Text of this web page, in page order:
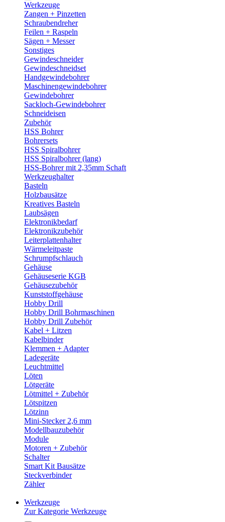
Werkzeuge
Zangen + Pinzetten
Schraubendreher
Feilen + Raspeln
Sägen + Messer
Sonstiges
Gewindeschneider
Gewindeschneidset
Handgewindebohrer
Maschinengewindebohrer
Gewindebohrer
Sackloch-Gewindebohrer
Schneideisen
Zubehör
HSS Bohrer
Bohrersets
HSS Spiralbohrer
HSS Spiralbohrer (lang)
HSS-Bohrer mit 2,35mm Schaft
Werkzeughalter
Basteln
Holzbausätze
Kreatives Basteln
Laubsägen
Elektronikbedarf
Elektronikzubehör
Leiterplattenhalter
Wärmeleitpaste
Schrumpfschlauch
Gehäuse
Gehäuseserie KGB
Gehäusezubehör
Kunststoffgehäuse
Hobby Drill
Hobby Drill Bohrmaschinen
Hobby Drill Zubehör
Kabel + Litzen
Kabelbinder
Klemmen + Adapter
Ladegeräte
Leuchtmittel
Löten
Lötgeräte
Lötmittel + Zubehör
Lötspitzen
Lötzinn
Mini-Stecker 2,6 mm
Modellbauzubehör
Module
Motoren + Zubehör
Schalter
Smart Kit Bausätze
Steckverbinder
Zähler
Werkzeuge
Zur Kategorie Werkzeuge